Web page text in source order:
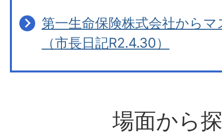
第一生命保険株式会社から
（市長日記R2.4.30）
場面から